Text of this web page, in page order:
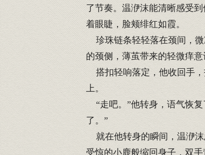
了节奏。温洢沫能清晰感受
着眼睫，脸颊绯红如霞。
珍珠链条轻轻落在颈间，微
的颈侧，薄茧带来的轻微痒
搭扣轻响落定，他收回手，
上。
“走吧。”他转身，语气恢复
了。”
就在他转身的瞬间，温洢沫
受惊的小鹿般缩回身子，双